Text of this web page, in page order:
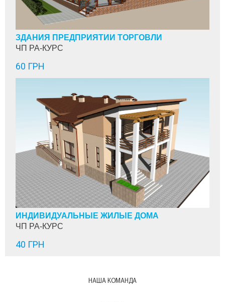
ЗДАНИЯ ПРЕДПРИЯТИЙ ТОРГОВЛИ
ЧП РА-КУРС
60 ГРН
ИНДИВИДУАЛЬНЫЕ ЖИЛЫЕ ДОМА
ЧП РА-КУРС
40 ГРН
НАША КОМАНДА